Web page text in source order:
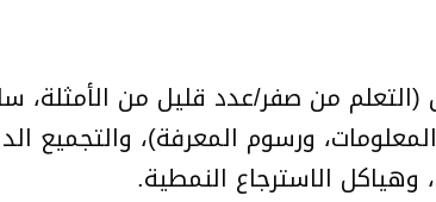
من صفر/عدد قليل من الأمثلة،
ورسوم المعرفة)، والتجميع